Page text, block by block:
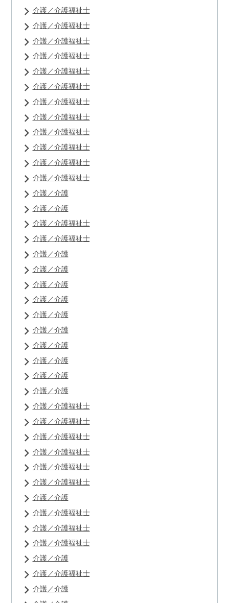
介護／介護福祉士
介護／介護福祉士
介護／介護福祉士
介護／介護福祉士
介護／介護福祉士
介護／介護福祉士
介護／介護福祉士
介護／介護福祉士
介護／介護福祉士
介護／介護福祉士
介護／介護福祉士
介護／介護福祉士
介護／介護
介護／介護
介護／介護福祉士
介護／介護福祉士
介護／介護
介護／介護
介護／介護
介護／介護
介護／介護
介護／介護
介護／介護
介護／介護
介護／介護
介護／介護
介護／介護福祉士
介護／介護福祉士
介護／介護福祉士
介護／介護福祉士
介護／介護福祉士
介護／介護福祉士
介護／介護
介護／介護福祉士
介護／介護福祉士
介護／介護福祉士
介護／介護
介護／介護福祉士
介護／介護